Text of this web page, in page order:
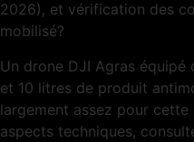
2026), et vérification des
mobilisé?
Un drone DJI Agras équipé
et 10 litres de produit
largement assez pour
aspects techniques,